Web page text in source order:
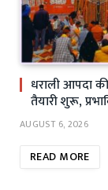
धराली आपदा
तैयारी शुरू,
AUGUST 6, 2026
READ MORE